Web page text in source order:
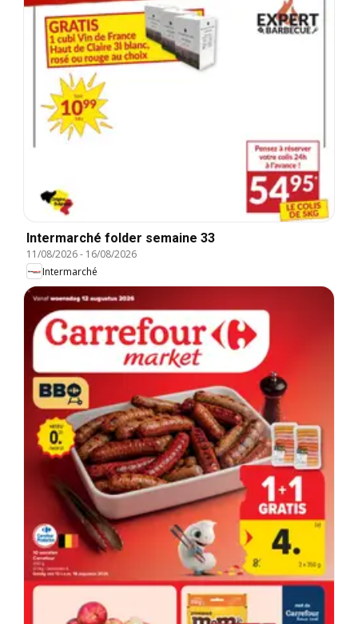
Intermarché folder semaine 33
11/08/2026- 16/08/2026
Intermarché